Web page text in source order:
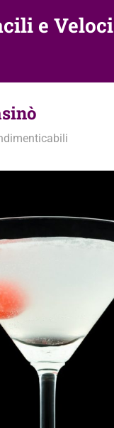
e Veloci